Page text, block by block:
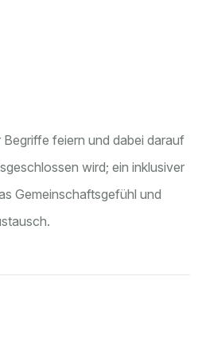
feiern und dabei darauf
wird; ein inklusiver
Gemeinschaftsgefühl und